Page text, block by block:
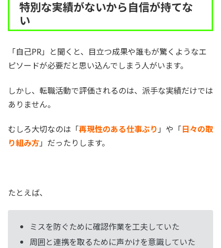
特別な実績がないから自信が持てな
い
「自己PR」と聞くと、目立つ成果や誰もが驚くようなエ
ピソードが必要だと思い込んでしまう人がいます。
しかし、転職活動で評価されるのは、派手な実績だけでは
ありません。
むしろ大切なのは「再現性のある仕事ぶり 」や「日々の取
り組み方」だったりします。
たとえば、
ミスを防ぐために確認作業を工夫していた
周囲と連携を取るために声かけを意識していた